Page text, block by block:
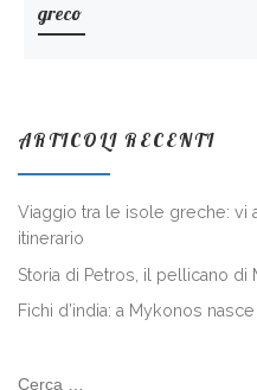
greco
ARTICOLI RECENTI
Viaggio tra le isole greche: vi
itinerario
Storia di Petros, il pellicano di
Fichi d’india: a Mykonos
CERCA